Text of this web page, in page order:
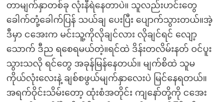
တာမျက်နှာတစ်ခု လုံးနီရဲနေတာပဲ။ သူလည်းဟင်းတွေ
ခေါက်တုံ့ခေါက်ပြန် သယ်ချ ပေးပြီး ပျောက်သွားတယ်။အဲ့
ဒီမှာ ငအေးက မင်းသူ့ကိုလိုချင်လား လိုချင်ရင် လျော့
သောက် ဒီည ရစေရမယ်တဲ့။ရင်ထဲ ဒိန်းတလိမ်းနတ် ဝင်ပူး
သွားသလို ရင်တွေ အခုန်မြန်နေတယ်။ မျက်စိထဲ သူမ
ကိုယ်လုံးလေးနဲ့ ချစ်စဖွယ်မျက်နှာလေးပဲ မြင်နေရတယ်။
အရက်ဝိုင်းသိမ်းတော့ ထုံးစံအတိုင်း ကျနော်တို့ကို ငအေး